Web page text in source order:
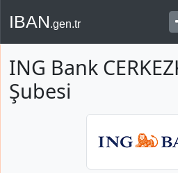
IBAN.gen.tr
ING Bank
Şubesi